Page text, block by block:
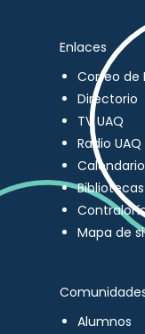
Enlaces
Correo de
Directorio
TV UAQ
Radio UAQ
Bibliotecas
Mapa de
Alumnos